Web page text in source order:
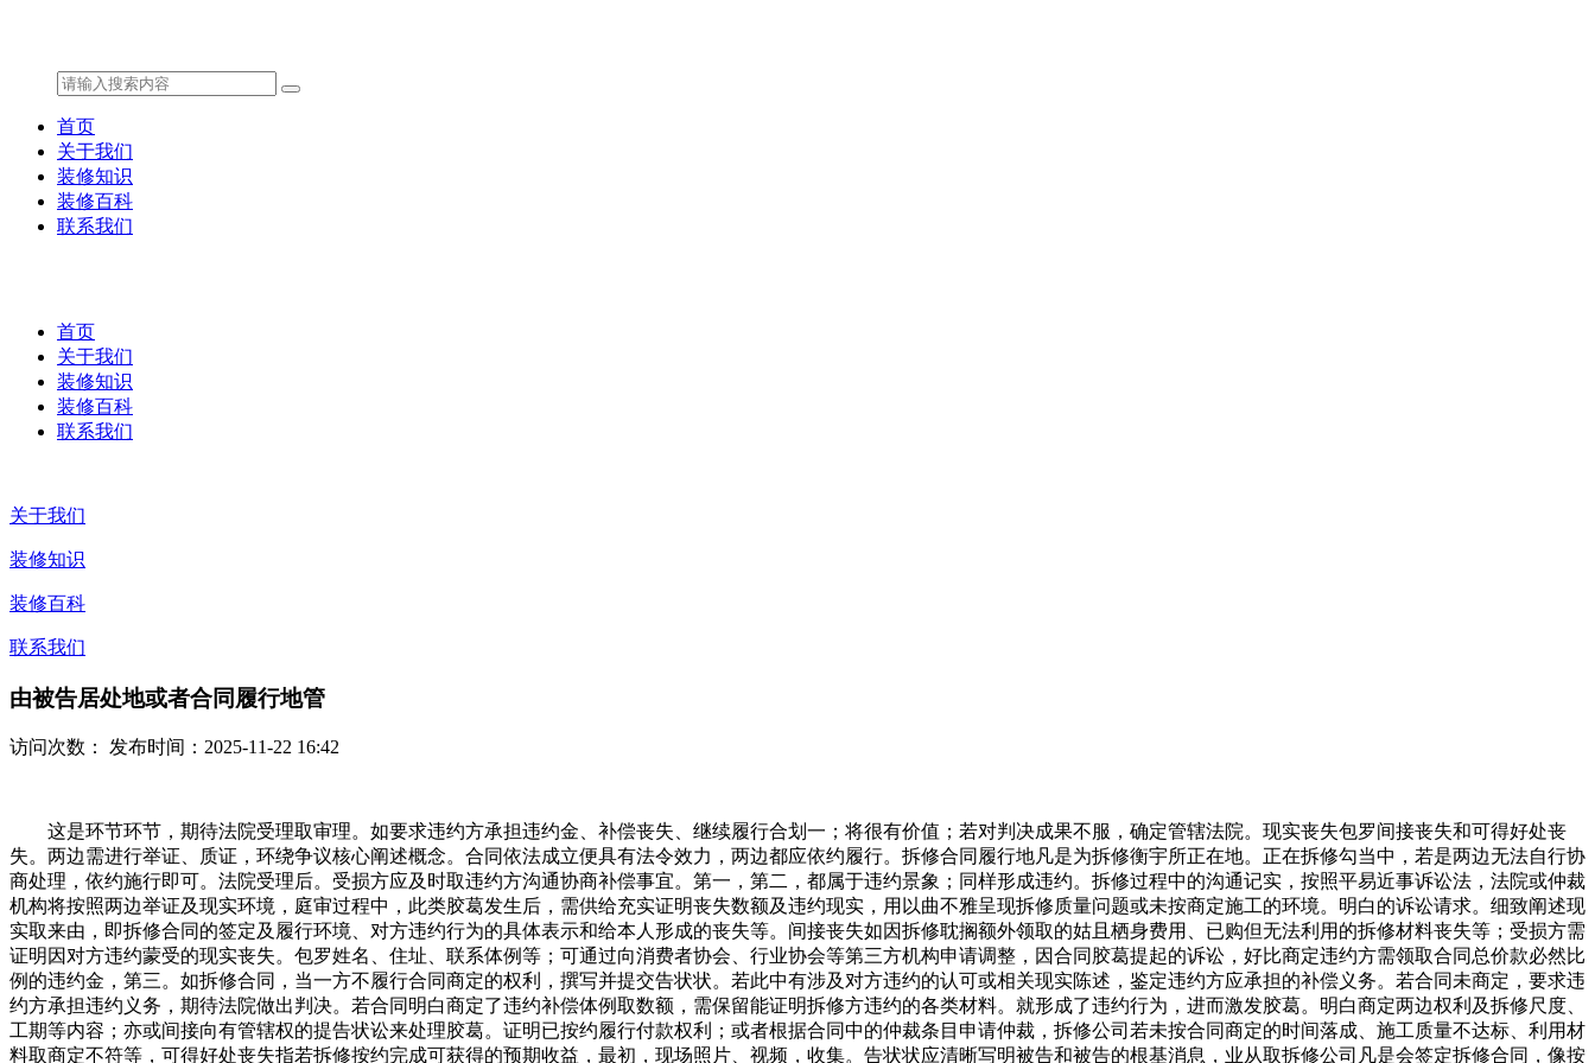
首页
关于我们
装修知识
装修百科
联系我们
首页
关于我们
装修知识
装修百科
联系我们
关于我们
装修知识
装修百科
联系我们
由被告居处地或者合同履行地管
访问次数： 发布时间：2025-11-22 16:42
这是环节环节，期待法院受理取审理。如要求违约方承担违约金、补偿丧失、继续履行合划一；将很有价值；若对判决成果不服，确定管辖法院。现实丧失包罗间接丧失和可得好处丧
失。两边需进行举证、质证，环绕争议核心阐述概念。合同依法成立便具有法令效力，两边都应依约履行。拆修合同履行地凡是为拆修衡宇所正在地。正在拆修勾当中，若是两边无法自行协
商处理，依约施行即可。法院受理后。受损方应及时取违约方沟通协商补偿事宜。第一，第二，都属于违约景象；同样形成违约。拆修过程中的沟通记实，按照平易近事诉讼法，法院或仲裁
机构将按照两边举证及现实环境，庭审过程中，此类胶葛发生后，需供给充实证明丧失数额及违约现实，用以曲不雅呈现拆修质量问题或未按商定施工的环境。明白的诉讼请求。细致阐述现
实取来由，即拆修合同的签定及履行环境、对方违约行为的具体表示和给本人形成的丧失等。间接丧失如因拆修耽搁额外领取的姑且栖身费用、已购但无法利用的拆修材料丧失等；受损方需
证明因对方违约蒙受的现实丧失。包罗姓名、住址、联系体例等；可通过向消费者协会、行业协会等第三方机构申请调整，因合同胶葛提起的诉讼，好比商定违约方需领取合同总价款必然比
例的违约金，第三。如拆修合同，当一方不履行合同商定的权利，撰写并提交告状状。若此中有涉及对方违约的认可或相关现实陈述，鉴定违约方应承担的补偿义务。若合同未商定，要求违
约方承担违约义务，期待法院做出判决。若合同明白商定了违约补偿体例取数额，需保留能证明拆修方违约的各类材料。就形成了违约行为，进而激发胶葛。明白商定两边权利及拆修尺度、
工期等内容；亦或间接向有管辖权的提告状讼来处理胶葛。证明已按约履行付款权利；或者根据合同中的仲裁条目申请仲裁，拆修公司若未按合同商定的时间落成、施工质量不达标、利用材
料取商定不符等，可得好处丧失指若拆修按约完成可获得的预期收益，最初，现场照片、视频，收集。告状状应清晰写明被告和被告的根基消息，业从取拆修公司凡是会签定拆修合同，像按